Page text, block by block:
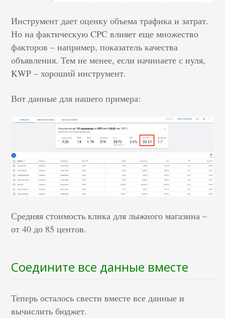
Инструмент дает оценку объема трафика и затрат.
Но на фактическую CPC влияет еще множество
факторов – например, показатель качества
объявления. Тем не менее, если начинаете с нуля,
KWP – хороший инструмент.
Вот данные для нашего примера:
Средняя стоимость клика для лыжного магазина –
от 40 до 85 центов.
Соедините все данные вместе
Теперь осталось свести вместе все данные и
вычислить бюджет.